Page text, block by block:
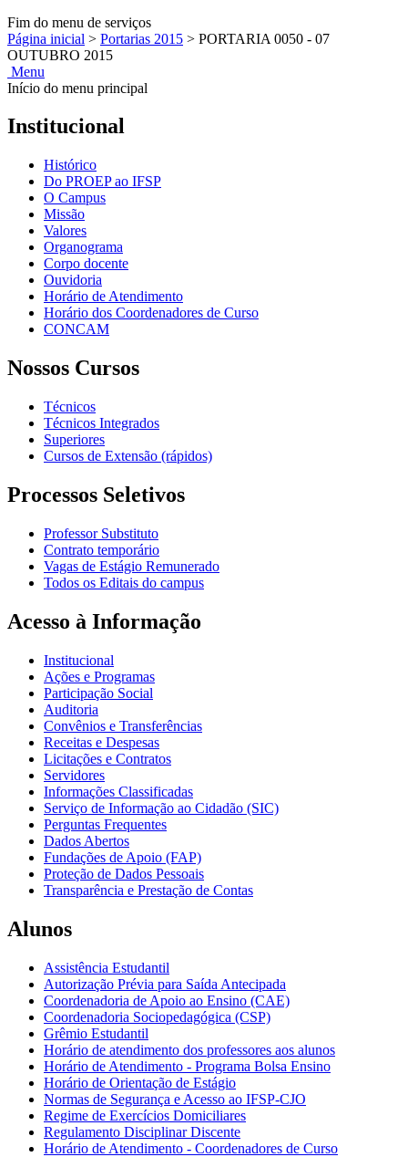
Fim do menu de serviços
Página inicial > Portarias 2015 > PORTARIA 0050 - 07
OUTUBRO 2015
Menu
Início do menu principal
Institucional
Histórico
Do PROEP ao IFSP
O Campus
Missão
Valores
Organograma
Corpo docente
Ouvidoria
Horário de Atendimento
Horário dos Coordenadores de Curso
CONCAM
Nossos Cursos
Técnicos
Técnicos Integrados
Superiores
Cursos de Extensão (rápidos)
Processos Seletivos
Professor Substituto
Contrato temporário
Vagas de Estágio Remunerado
Todos os Editais do campus
Acesso à Informação
Institucional
Ações e Programas
Participação Social
Auditoria
Convênios e Transferências
Receitas e Despesas
Licitações e Contratos
Servidores
Informações Classificadas
Serviço de Informação ao Cidadão (SIC)
Perguntas Frequentes
Dados Abertos
Fundações de Apoio (FAP)
Proteção de Dados Pessoais
Transparência e Prestação de Contas
Alunos
Assistência Estudantil
Autorização Prévia para Saída Antecipada
Coordenadoria de Apoio ao Ensino (CAE)
Coordenadoria Sociopedagógica (CSP)
Grêmio Estudantil
Horário de atendimento dos professores aos alunos
Horário de Atendimento - Programa Bolsa Ensino
Horário de Orientação de Estágio
Normas de Segurança e Acesso ao IFSP-CJO
Regime de Exercícios Domiciliares
Regulamento Disciplinar Discente
Horário de Atendimento - Coordenadores de Curso